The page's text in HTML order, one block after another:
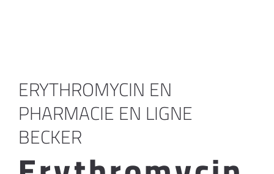
ERYTHROMYCIN EN
PHARMACIE EN LIGNE
BECKER